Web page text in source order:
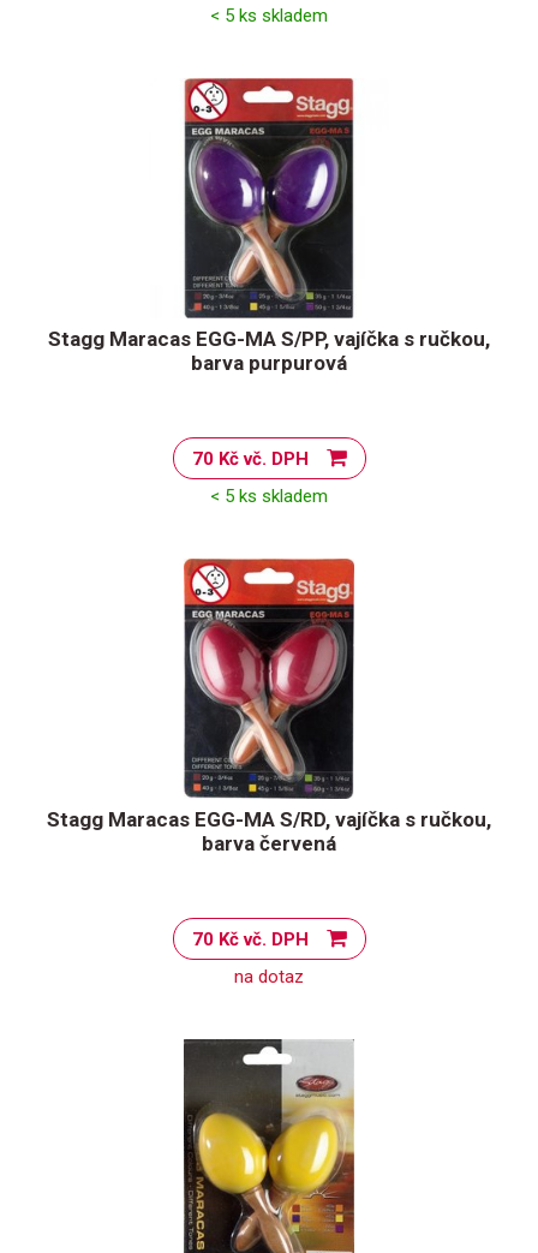
< 5 ks skladem
Stagg Maracas EGG-MA S/PP, vajíčka s ručkou,
barva purpurová
70 Kč vč. DPH
< 5 ks skladem
Stagg Maracas EGG-MA S/RD, vajíčka s ručkou,
barva červená
70 Kč vč. DPH
na dotaz